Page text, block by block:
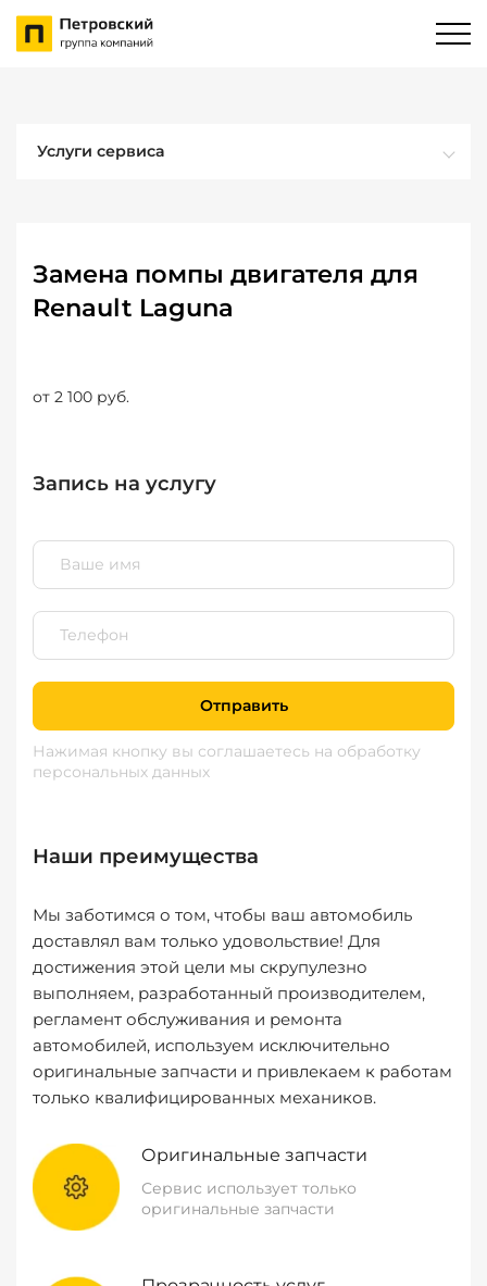
Услуги сервиса
Замена помпы двигателя для
Renault Laguna
от 2 100 руб.
Запись на услугу
Отправить
Нажимая кнопку вы соглашаетесь на обработку
персональных данных
Наши преимущества
Мы заботимся о том, чтобы ваш автомобиль
доставлял вам только удовольствие! Для
достижения этой цели мы скрупулезно
выполняем, разработанный производителем,
регламент обслуживания и ремонта
автомобилей, используем исключительно
оригинальные запчасти и привлекаем к работам
только квалифицированных механиков.
Оригинальные запчасти
Сервис использует только
оригинальные запчасти